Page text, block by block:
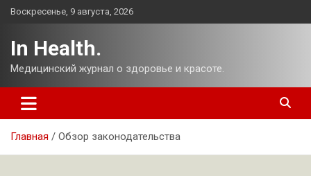
Перейти
Воскресенье, 9 августа, 2026
In Health.
Медицинский журнал о здоровье и красоте.
Главная Обзор законодательства